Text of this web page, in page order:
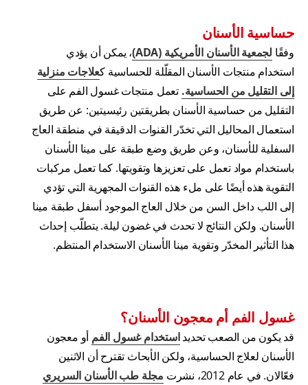
حساسية الأسنان
وفقًا لجمعية الأسنان الأمريكية (ADA)
، يمكن أن يؤدي
استخدام منتجات الأسنان المقلّلة للحساسية كعلاجات منزلية
إلى التقليل من الحساسية. تعمل منتجات غسول الفم على
التقليل من حساسية الأسنان بطريقتين رئيسيتين: عن طريق
استعمال المحاليل التي تخدّر القنوات الدقيقة في منطقة العاج
السفلية للأسنان، وعن طريق وضع طبقة على مينا الأسنان
باستخدام مواد تعمل على تعزيزها وتقويتها. كما تعمل مركبات
التقوية هذه أيضًا على ملء هذه القنوات المجهرية التي تؤدي
إلى اللب داخل السن من خلال العاج الموجود أسفل طبقة مينا
الأسنان. ولكن النتائج لا تحدث في غضون ليلة. يتطلّب إحداث
هذا التأثير المخدّر وتقوية مينا الأسنان الاستخدام المنتظم.
غسول الفم أم معجون الأسنان؟
قد يكون من الصعب تحديداستخدام غسول الفم أو معجون
الأسنان لعلاج الحساسية، ولكن الأبحاث تقترح أن الاثنين
فعّالان. في عام 2012، نشرت
مجلة طب الأسنان السريري